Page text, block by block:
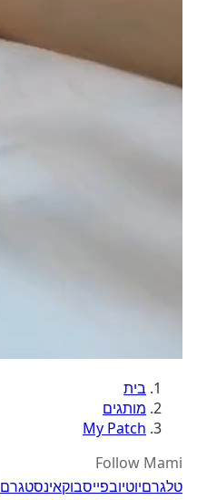
בית
מותגים
My Patch
Follow Mami
טלגרםיוטיובפייסבוקאינסטגרם